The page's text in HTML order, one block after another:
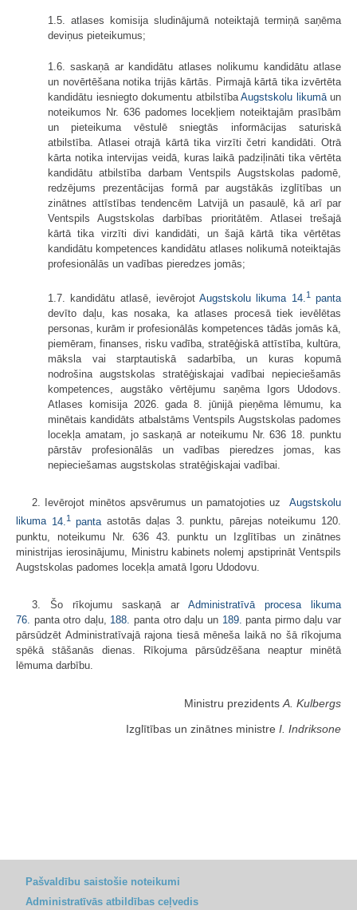
1.5. atlases komisija sludinājumā noteiktajā termiņā saņēma
deviņus pieteikumus;
1.6. saskaņā ar kandidātu atlases nolikumu kandidātu atlase
un novērtēšana notika trijās kārtās. Pirmajā kārtā tika izvērtēta
kandidātu iesniegto dokumentu atbilstībaAugstskolu likumāun
noteikumos Nr. 636 padomes locekļiem noteiktajām prasībām
un pieteikuma vēstulē sniegtās informācijas saturiskā
atbilstība. Atlasei otrajā kārtā tika virzīti četri kandidāti. Otrā
kārta notika intervijas veidā, kuras laikā padziļināti tika vērtēta
kandidātu atbilstība darbam Ventspils Augstskolas padomē,
redzējums prezentācijas formā par augstākās izglītības un
zinātnes attīstības tendencēm Latvijā un pasaulē, kā arī par
Ventspils Augstskolas darbības prioritātēm. Atlasei trešajā
kārtā tika virzīti divi kandidāti, un šajā kārtā tika vērtētas
kandidātu kompetences kandidātu atlases nolikumā noteiktajās
profesionālās un vadības pieredzes jomās;
1.7. kandidātu atlasē, ievērojotAugstskolu likuma 14.1panta
devīto daļu, kas nosaka, ka atlases procesā tiek ievēlētas
personas, kurām ir profesionālās kompetences tādās jomās kā,
piemēram, finanses, risku vadība, stratēģiskā attīstība, kultūra,
māksla vai starptautiskā sadarbība, un kuras kopumā
nodrošina augstskolas stratēģiskajai vadībai nepieciešamās
kompetences, augstāko vērtējumu saņēma Igors Udodovs.
Atlases komisija 2026. gada 8. jūnijā pieņēma lēmumu, ka
minētais kandidāts atbalstāms Ventspils Augstskolas padomes
locekļa amatam, jo saskaņā ar noteikumu Nr. 636 18. punktu
pārstāv profesionālās un vadības pieredzes jomas, kas
nepieciešamas augstskolas stratēģiskajai vadībai.
2. Ievērojot minētos apsvērumus un pamatojoties uz Augstskolu
likuma 14. 1panta astotās daļas 3. punktu, pārejas noteikumu 120.
punktu, noteikumu Nr. 636 43. punktu un Izglītības un zinātnes
ministrijas ierosinājumu, Ministru kabinets nolemj apstiprināt Ventspils
Augstskolas padomes locekļa amatā Igoru Udodovu.
3. Šo rīkojumu saskaņā ar Administratīvā procesa likuma
76. panta otro daļu, 188. panta otro daļu un 189. panta pirmo daļu var
pārsūdzēt Administratīvajā rajona tiesā mēneša laikā no šā rīkojuma
spēkā stāšanās dienas. Rīkojuma pārsūdzēšana neaptur minētā
lēmuma darbību.
Ministru prezidents A. Kulbergs
Izglītības un zinātnes ministre I. Indriksone
Pašvaldību saistošie noteikumi
Administratīvās atbildības ceļvedis